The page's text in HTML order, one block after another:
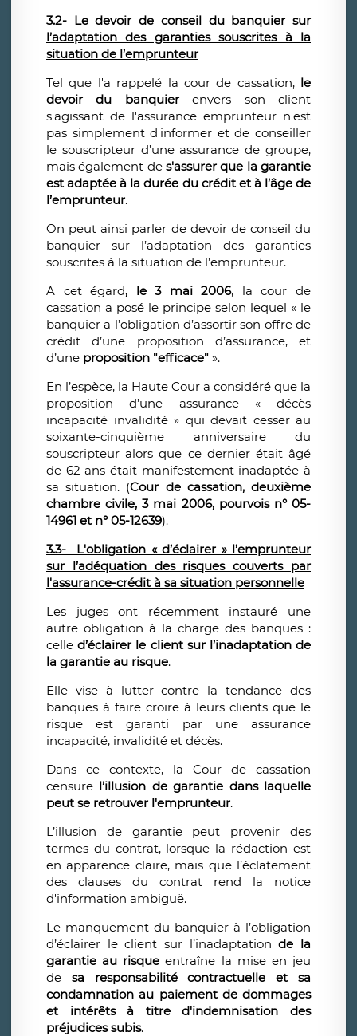
3.2- Le devoir de conseil du banquier sur
l’adaptation des garanties souscrites à la
situation de l’emprunteur
Tel que l'a rappelé la cour de cassation, le
devoir du banquierenvers son client
s'agissant de l'assurance emprunteur n'est
pas simplement d'informer et de conseiller
le souscripteur d’une assurance de groupe,
mais également de s'assurer que la garantie
est adaptée à la durée du crédit et à l’âge de
l’emprunteur.
On peut ainsi parler de devoir de conseil du
banquier sur l’adaptation des garanties
souscrites à la situation de l’emprunteur.
A cet égard, le 3 mai 2006, la cour de
cassation a posé le principe selon lequel « le
banquier a l’obligation d’assortir son offre de
crédit d’une proposition d’assurance, et
d’une proposition "efficace" ».
En l’espèce, la Haute Cour a considéré que la
proposition d’une assurance « décès
incapacité invalidité » qui devait cesser au
soixante-cinquième anniversaire du
souscripteur alors que ce dernier était âgé
de 62 ans était manifestement inadaptée à
sa situation. (Cour de cassation, deuxième
chambre civile, 3 mai 2006, pourvois n° 05-
14961 et n° 05-12639).
3.3- L'obligation « d’éclairer » l’emprunteur
sur l’adéquation des risques couverts par
l'assurance-crédit à sa situation personnelle
Les juges ont récemment instauré une
autre obligation à la charge des banques :
celled’éclairer le client sur l’inadaptation de
la garantie au risque.
Elle vise à lutter contre la tendance des
banques à faire croire à leurs clients que le
risque est garanti par une assurance
incapacité, invalidité et décès.
Dans ce contexte, la Cour de cassation
censure l’illusion de garantie dans laquelle
peut se retrouver l'emprunteur.
L’illusion de garantie peut provenir des
termes du contrat, lorsque la rédaction est
en apparence claire, mais que l’éclatement
des clauses du contrat rend la notice
d'information ambiguë.
Le manquement du banquier à l’obligation
d’éclairer le client sur l’inadaptationde la
garantie au risque entraîne la mise en jeu
de sa responsabilité contractuelle et sa
condamnation au paiement de dommages
et intérêts à titre d'indemnisation des
préjudices subis.